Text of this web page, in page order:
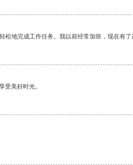
地完成工作任务。我以前经常加班，现在有
受美好时光。